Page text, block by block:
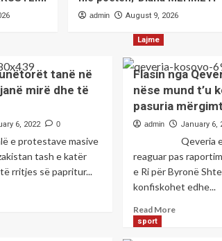
admin August 9, 2026
tanë në
mirë dhe të
6, 2022 0
masive
tash e katër
rritjes së papritur...
Lajme
Flasin nga
nëse mund t’u
pasuria
admin January 6,
Qeveria e
reaguar pas
e Ri për Byronë
konfiskohet edhe...
Read MoreRead
sport